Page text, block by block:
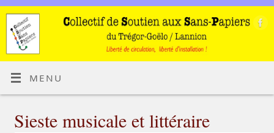
MENU
Sieste musicale et littéraire